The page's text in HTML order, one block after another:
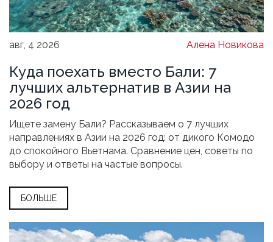
авг, 4 2026 Алена Новикова
Куда поехать вместо Бали: 7
лучших альтернатив в Азии на
2026 год
Ищете замену Бали? Рассказываем о 7 лучших
направлениях в Азии на 2026 год: от дикого Комодо
до спокойного Вьетнама. Сравнение цен, советы по
выбору и ответы на частые вопросы.
БОЛЬШЕ